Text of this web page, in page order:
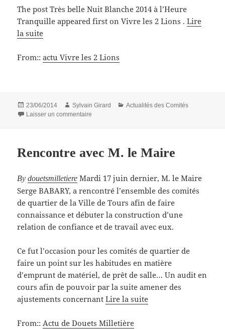
The post Très belle Nuit Blanche 2014 à l’Heure
Tranquille appeared first on Vivre les 2 Lions .Lire
la suite
From::actu Vivre les 2 Lions
Publié
le
23/06/2014 Auteur
Sylvain Girard Catégories
Actualités des Comités
Laisser un commentaire
Rencontre avec M. le Maire
Bydouetsmilletiere Mardi 17 juin dernier, M. le Maire
Serge BABARY, a rencontré l’ensemble des comités
de quartier de la Ville de Tours afin de faire
connaissance et débuter la construction d’une
relation de confiance et de travail avec eux.
Ce fut l’occasion pour les comités de quartier de
faire un point sur les habitudes en matière
d’emprunt de matériel, de prêt de salle… Un audit en
cours afin de pouvoir par la suite amener des
ajustements concernantLire la suite
From::Actu de Douets Milletière